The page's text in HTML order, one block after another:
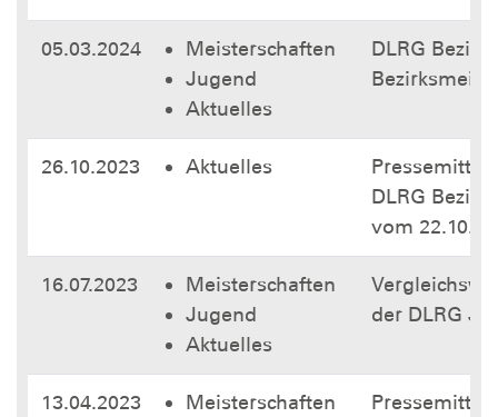
05.03.2024
Meisterschaften
Jugend
Aktuelles
DLRG Bezirk
26.10.2023 Aktuelles
DLRG Bezirk
vom
16.07.2023
Meisterschaften
Jugend
Aktuelles
der DLRG
13.04.2023
Meisterschaften